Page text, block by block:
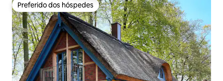
Preferido dos hóspedes
Preferido dos hóspedes